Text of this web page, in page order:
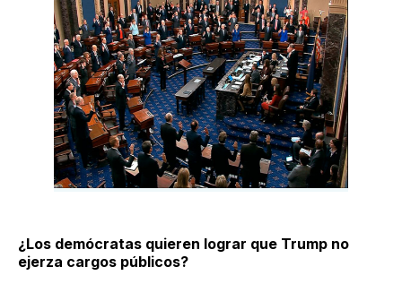
¿Los demócratas quieren lograr que Trump no
ejerza cargos públicos?